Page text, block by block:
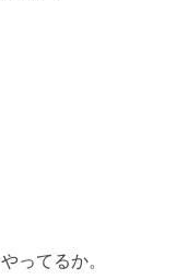
ってるか。